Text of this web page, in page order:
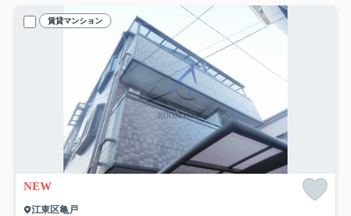
賃貸マンション
NEW
江東区亀戸